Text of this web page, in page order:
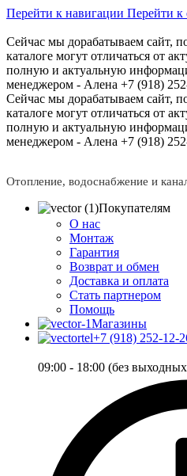
Перейти к навигации Перейти к
Сейчас мы дорабатываем сайт,
каталоге могут отличаться от
полную и актуальную
менеджером - Алена +7 (918)
Сейчас мы дорабатываем сайт,
каталоге могут отличаться от
полную и актуальную
менеджером - Алена +7 (918)
Отопление, водоснабжение и
Покупателям
О нас
Монтаж
Гарантия
Возврат и обмен
Доставка и оплата
Стать партнером
Помощь
Магазины
+7 (918) 252-12-
09:00 - 18:00 (без